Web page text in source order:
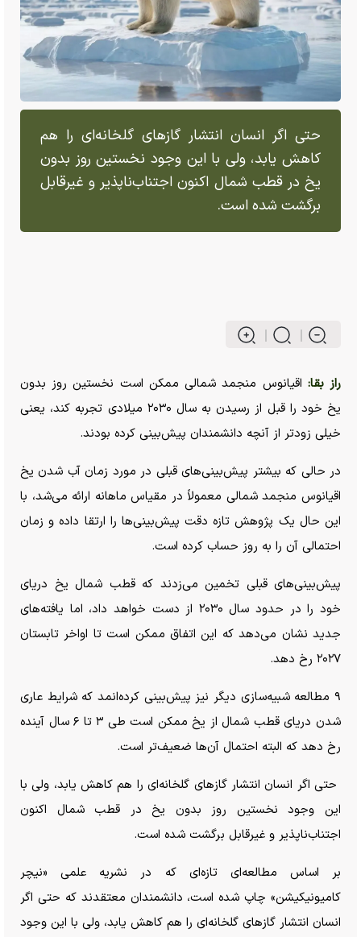
حتی اگر انسان انتشار گاز‌های گلخانه‌ای را هم
کاهش یابد، ولی با این وجود نخستین روز بدون
یخ در قطب شمال اکنون اجتناب‌ناپذیر و غیرقابل
برگشت شده است.
راز بقا: اقیانوس منجمد شمالی ممکن است نخستین روز بدون
یخ خود را قبل از رسیدن به سال ۲۰۳۰ میلادی تجربه کند، یعنی
خیلی زودتر از آنچه دانشمندان پیش‌بینی کرده بودند.
در حالی که بیشتر پیش‌بینی‌های قبلی در مورد زمان آب شدن یخ
اقیانوس منجمد شمالی معمولاً در مقیاس ماهانه ارائه می‌شد، با
این حال یک پژوهش تازه دقت پیش‌بینی‌ها را ارتقا داده و زمان
احتمالی آن را به روز حساب کرده است.
پیش‌بینی‌های قبلی تخمین می‌زدند که قطب شمال یخ دریای
خود را در حدود سال ۲۰۳۰ از دست خواهد داد، اما یافته‌های
جدید نشان می‌دهد که این اتفاق ممکن است تا اواخر تابستان
۲۰۲۷ رخ دهد.
۹ مطالعه شبیه‌سازی دیگر نیز پیش‌بینی کرده‌انمد که شرایط عاری
شدن دریای قطب شمال از یخ ممکن است طی ۳ تا ۶ سال آینده
رخ دهد که البته احتمال آن‌ها ضعیف‌تر است.
حتی اگر انسان انتشار گاز‌های گلخانه‌ای را هم کاهش یابد، ولی با
این وجود نخستین روز بدون یخ در قطب شمال اکنون
اجتناب‌ناپذیر و غیرقابل برگشت شده است.
بر اساس مطالعه‌ای تازه‌ای که در نشریه علمی «نیچر
کامیونیکیشن» چاپ شده است، دانشمندان معتقدند که حتی اگر
انسان انتشار گاز‌های گلخانه‌ای را هم کاهش یابد، ولی با این وجود